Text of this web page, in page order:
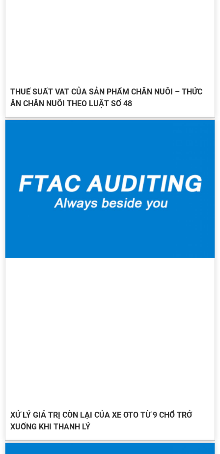
THUẾ SUẤT VAT CỦA SẢN PHẨM CHĂN NUÔI – THỨC
ĂN CHĂN NUÔI THEO LUẬT SỐ 48
XỬ LÝ GIÁ TRỊ CÒN LẠI CỦA XE OTO TỪ 9 CHỔ TRỞ
XUỐNG KHI THANH LÝ